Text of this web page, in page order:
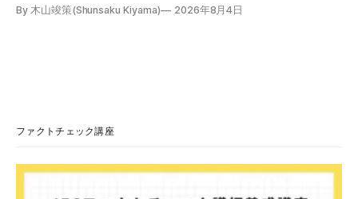
で、メール内のリンクを押さないようにと注意を呼びかけて
号：MN-2026-●●●」「マイナポータル関連アカウント
のうえで「2026年8月2日（日）23:59までに、ご本人操作か
By 木山竣策(Shunsaku Kiyama) 2026年8月4日
ファクトチェック講座